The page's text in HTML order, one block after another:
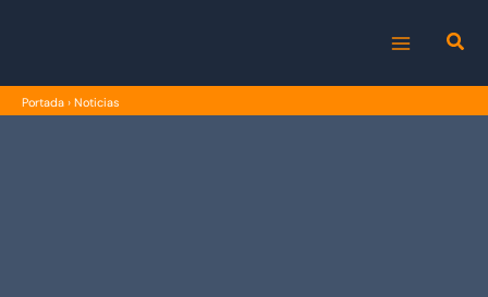
MENU
Portada › Noticias